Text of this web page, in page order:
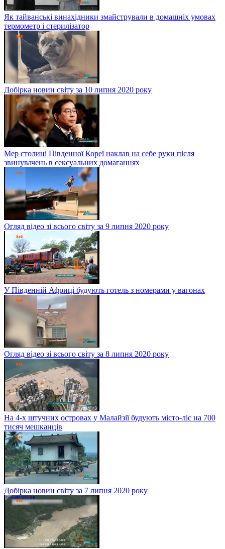
Як тайванські винахідники змайстрували в домашніх умовах
термометр і стерилізатор
Добірка новин світу за 10 липня 2020 року
Мер столиці Південної Кореї наклав на себе руки після
звинувачень в сексуальних домаганнях
Огляд відео зі всього світу за 9 липня 2020 року
У Південній Африці будують готель з номерами у вагонах
Огляд відео зі всього світу за 8 липня 2020 року
На 4-х штучних островах у Малайзії будують місто-ліс на 700
тисяч мешканців
Добірка новин світу за 7 липня 2020 року